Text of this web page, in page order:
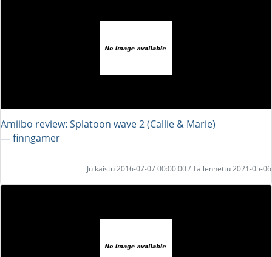
Amiibo review: Splatoon wave 2 (Callie & Marie)
― finngamer
Julkaistu 2016-07-07 00:00:00 / Tallennettu 2021-05-06